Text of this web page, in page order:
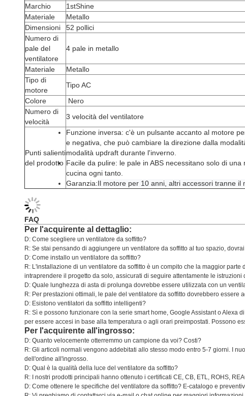
Marchio
1stShine
Materiale
Metallo
Dimensioni
52 pollici
Numero di
pale del
ventilatore
4 pale in metallo
Materiale
Metallo
Tipo di
motore
Tipo AC
Colore
Nero
Numero di
velocità
3 velocità del ventilatore
Punti salienti
del prodotto
Funzione inversa: c'è un pulsante accanto al motore
e negativa, che può cambiare la direzione dalla
modalità updraft durante l'inverno
Facile da pulire: le pale in ABS necessitano solo di
cucina ogni tanto.
Garanzia:Il motore per 10 anni, altri accessori tranne il
FAQ
Per l'acquirente al dettaglio:
D: Come scegliere un ventilatore da soffitto?
R: Se stai pensando di aggiungere un ventilatore da soffitto al tuo spazio,
D: Come installo un ventilatore da soffitto?
R: L'installazione di un ventilatore da soffitto è un compito che la maggior
intraprendere il progetto da solo, assicurati di seguire attentamente le
D: Quale lunghezza di asta di prolunga dovrebbe essere utilizzata con un
R: Per prestazioni ottimali, le pale del ventilatore da soffitto dovrebbero
D: Esistono ventilatori da soffitto intelligenti?
R: Sì e possono funzionare con la serie smart home, Google Assistant o
per essere accesi in base alla temperatura o agli orari preimpostati. Possono
Per l'acquirente all'ingrosso:
D: Quanto velocemente otterremmo un campione da voi? Costi?
R: Gli articoli normali vengono addebitati allo stesso modo entro 5-7 giorni. I
dell'ordine all'ingrosso.
D: Qual è la qualità della luce del ventilatore da soffitto?
R: I nostri prodotti principali hanno ottenuto i certificati CE, CB, ETL, ROHS,
D: Come ottenere le specifiche del ventilatore da soffitto? E-catalogo e